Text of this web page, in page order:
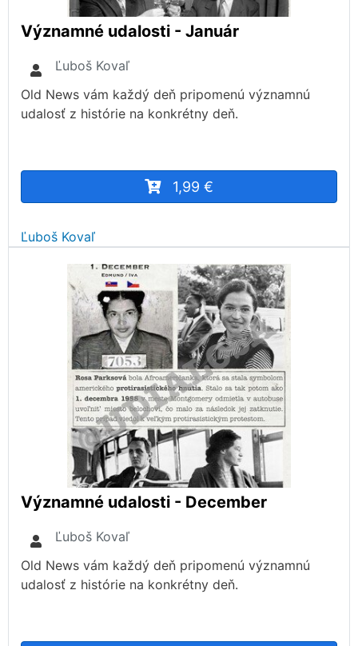
Významné udalosti - Január
Ľuboš Kovaľ
Old News vám každý deň pripomenú významnú
udalosť z histórie na konkrétny deň.
1,99 €
Ľuboš Kovaľ
Významné udalosti - December
Ľuboš Kovaľ
Old News vám každý deň pripomenú významnú
udalosť z histórie na konkrétny deň.